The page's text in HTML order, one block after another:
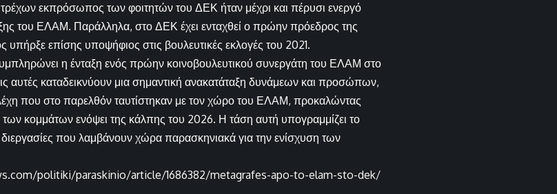
εκπρόσωπος των φοιτητών του ΔΕΚ ήταν μέχρι και πέρυσι ενεργό
του ΕΛΑΜ. Παράλληλα, στο ΔΕΚ έχει ενταχθεί ο πρώην πρόεδρος της
επίσης υποψήφιος στις βουλευτικές εκλογές του 2021.
η ένταξη ενός πρώην κοινοβουλευτικού συνεργάτη του ΕΛΑΜ στο
αυτές καταδεικνύουν μια σημαντική ανακατάταξη δυνάμεων και προσώπων,
που στο παρελθόν ταυτίστηκαν με τον χώρο του ΕΛΑΜ, προκαλώντας
των κομμάτων ενόψει της κάλπης του 2026. Η τάση αυτή υπογραμμίζει το
διεργασίες που λαμβάνουν χώρα παρασκηνιακά για την ενίσχυση των
politiki/paraskinio/article/1686382/metagrafes-apo-to-elam-sto-dek/